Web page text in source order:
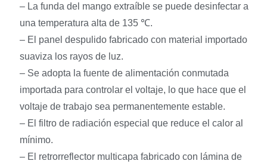
– La funda del mango extraíble se puede desinfectar a
una temperatura alta de 135 ℃.
– El panel despulido fabricado con material importado
suaviza los rayos de luz.
– Se adopta la fuente de alimentación conmutada
importada para controlar el voltaje, lo que hace que el
voltaje de trabajo sea permanentemente estable.
– El filtro de radiación especial que reduce el calor al
mínimo.
– El retrorreflector multicapa fabricado con lámina de